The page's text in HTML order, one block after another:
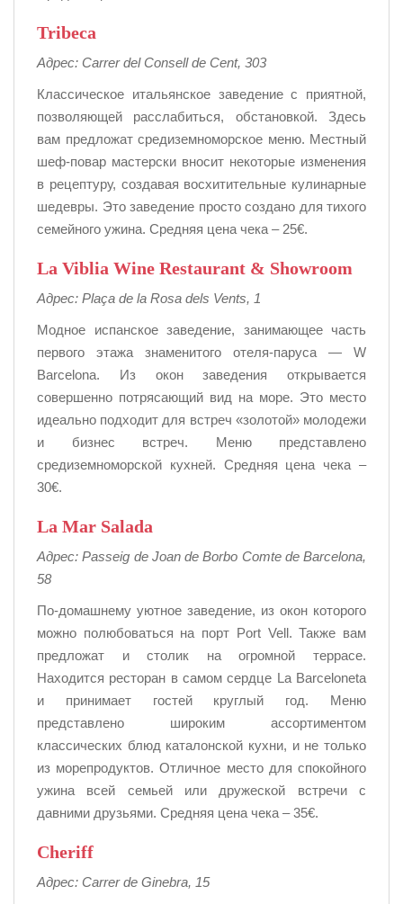
Tribeca
Адрес: Carrer del Consell de Cent, 303
Классическое итальянское заведение с приятной,
позволяющей расслабиться, обстановкой. Здесь
вам предложат средиземноморское меню. Местный
шеф-повар мастерски вносит некоторые изменения
в рецептуру, создавая восхитительные кулинарные
шедевры. Это заведение просто создано для тихого
семейного ужина. Средняя цена чека – 25€.
La Viblia Wine Restaurant & Showroom
Адрес: Plaça de la Rosa dels Vents, 1
Модное испанское заведение, занимающее часть
первого этажа знаменитого отеля-паруса — W
Barcelona. Из окон заведения открывается
совершенно потрясающий вид на море. Это место
идеально подходит для встреч «золотой» молодежи
и бизнес встреч. Меню представлено
средиземноморской кухней. Средняя цена чека –
30€.
La Mar Salada
Адрес: Passeig de Joan de Borbo Comte de Barcelona,
58
По-домашнему уютное заведение, из окон которого
можно полюбоваться на порт Port Vell. Также вам
предложат и столик на огромной террасе.
Находится ресторан в самом сердце La Barceloneta
и принимает гостей круглый год. Меню
представлено широким ассортиментом
классических блюд каталонской кухни, и не только
из морепродуктов. Отличное место для спокойного
ужина всей семьей или дружеской встречи с
давними друзьями. Средняя цена чека – 35€.
Cheriff
Адрес: Carrer de Ginebra, 15